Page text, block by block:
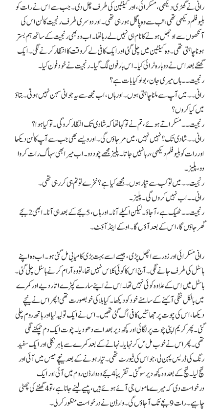
رانی نے گھڑی دیکھی، مسکرائی، اور کینٹین کی طرف چل دی۔ جب سے اس نے رات کو
بلیو فلم دیکھی تھی، تب سے وہ پاگل ہو رہی تھی۔ اور دوسری طرف رنجیت کا لن اس کی
آنکھوں سے اوجھل ہونے کا نام ہی نہیں لے رہا تھا۔ اب وہ بھی رنجیت کے ساتھ ہم بستر
ہونا چاہتی تھی۔ وہ کینٹین میں چلی گئی اور ایک کافی لے کر وقت کا انتظار کرنے لگی۔ ایک
گھنٹے بعد اس نے دوبارہ ٹرائی کیا۔ اس بار فون لگ گیا۔ رنجیت نے خود فون کیا۔
رنجیت۔۔ ہاں میری جان، بولو کیا بات ہے؟
رانی۔۔ میں آپ سے ملنا چاہتی ہوں۔ اور ہاں، اب مجھ سے یہ جوانی سہن نہیں ہوتی۔ بتاؤ
میں کیا کروں؟
رنجیت۔۔ مسکراتے ہوئے، تم نے تو کہا تھا کہ شادی تک انتظار کرو گی۔ تو کیا ہوا؟
رانی۔۔ شادی تک؟ نہیں نہیں، میں مر جاؤں گی۔ اور ویسے بھی جب سے آپ کا لن دیکھا
اور رات کو بلیو فلم دیکھی، رہا نہیں جاتا۔ پلیز مجھے چود دو۔ اب میرا بھی سہاگ رات کروا
دو، پلیز۔
رنجیت۔۔ میں تو کب سے تیار ہوں۔ مجھے کیا ہے؟ نخرے تو تم ہی کر رہی تھی۔
رانی۔۔ اب نہیں کروں گی۔ پلیز۔
رنجیت۔۔ ٹھیک ہے، آجاؤ۔ لیکن اکیلے آنا۔ اور ہاں، 5 بجے کے بعد ہی آنا۔ ابھی 2 بجے
گھر جاؤں گا، اس کے بعد آؤں گا۔ اوکے اینڈ آؤٹ۔
رانی مسکرائی اور زور سے اچھل پڑی، جیسے اسے بہت بڑی کامیابی مل گئی ہو۔ اب وہ اپنے
ہاسٹل کی طرف جانے لگی۔ آج اس کا کوئی کلاس نہیں تھا، تو وہ آرام کرنے ہاسٹل چلی گئی۔
ہاسٹل میں اس کے علاوہ کوئی نہیں تھا۔ اس نے اپنے سارے کپڑے اتار دیے اور کمرے
میں بالکل ننگی آئینے کے سامنے خود کو دیکھا۔ کیا بلا کی خوبصورت تھی! پھر اس نے نیچے
دیکھا، اس کی چوت پر جھانٹیں کافی اگ گئی تھیں۔ اس نے ایک تولیہ لیا اور باتھ روم چلی
گئی۔ پھر کریم اپنی چوت پر لگائی اور کچھ دیر بعد اسے دھو دیا۔ چوت ایک دم چمکنے لگی
تھی۔ پھر اس نے خوب مل مل کر نہایا۔ نہانے کے بعد کمرے سے باہر نکلی اور ایک سفید
رنگ کی ڈریس پہن لی، جو اس کی فیورٹ تھی۔ تیار ہونے کے بعد نیچے میس میں آئی اور
لنچ لیا۔ لنچ کے بعد وہ کچھ دیر سو گئی۔ تقریباً 4 بجے وہ وارڈن روم میں آئی اور ایک
درخواست دی کہ میرے ماموں جی آئے ہوئے ہیں، پیسے لینے جانا ہے، تو 4 گھنٹے کی چھٹی
چاہیے۔ رات 9 بجے تک آجاؤں گی۔ وارڈن نے درخواست منظور کرلی۔